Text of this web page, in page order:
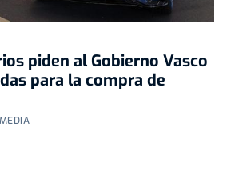
piden al Gobierno Vasco
para la compra de